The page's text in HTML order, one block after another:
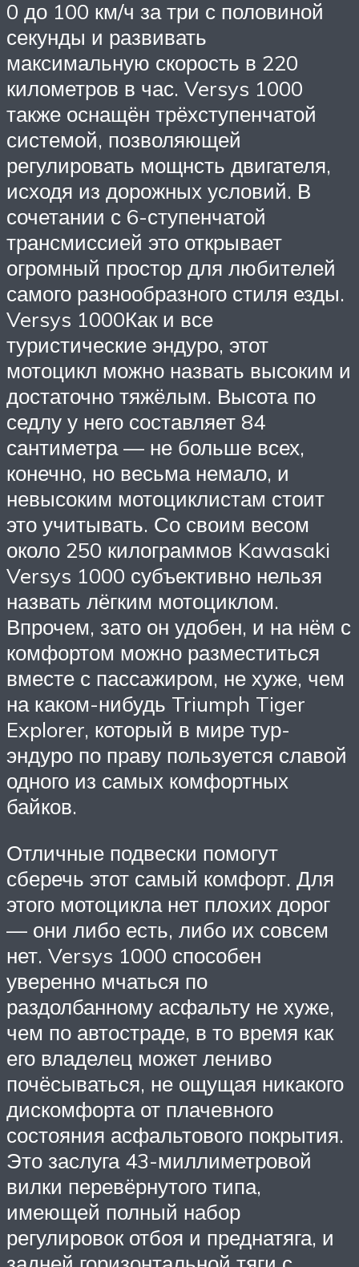
0 до 100 км/ч за три с половиной
секунды и развивать
максимальную скорость в 220
километров в час. Versys 1000
также оснащён трёхступенчатой
системой, позволяющей
регулировать мощнсть двигателя,
исходя из дорожных условий. В
сочетании с 6-ступенчатой
трансмиссией это открывает
огромный простор для любителей
самого разнообразного стиля езды.
Versys 1000Как и все
туристические эндуро, этот
мотоцикл можно назвать высоким и
достаточно тяжёлым. Высота по
седлу у него составляет 84
сантиметра — не больше всех,
конечно, но весьма немало, и
невысоким мотоциклистам стоит
это учитывать. Со своим весом
около 250 килограммов Kawasaki
Versys 1000 субъективно нельзя
назвать лёгким мотоциклом.
Впрочем, зато он удобен, и на нём с
комфортом можно разместиться
вместе с пассажиром, не хуже, чем
на каком-нибудь Triumph Tiger
Explorer, который в мире тур-
эндуро по праву пользуется славой
одного из самых комфортных
байков.
Отличные подвески помогут
сберечь этот самый комфорт. Для
этого мотоцикла нет плохих дорог
— они либо есть, либо их совсем
нет. Versys 1000 способен
уверенно мчаться по
раздолбанному асфальту не хуже,
чем по автостраде, в то время как
его владелец может лениво
почёсываться, не ощущая никакого
дискомфорта от плачевного
состояния асфальтового покрытия.
Это заслуга 43-миллиметровой
вилки перевёрнутого типа,
имеющей полный набор
регулировок отбоя и преднатяга, и